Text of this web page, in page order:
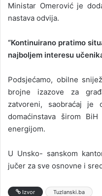
Ministar Omerović je
nastava odvija.
“Kontinuirano pratimo
najboljem interesu
Podsjećamo, obilne
brojne izazove za
zatvoreni, saobraćaj
domaćinstava širom
energijom.
U Unsko- sanskom
jučer za sve osnovne i
Izvor Tuzlanski.ba